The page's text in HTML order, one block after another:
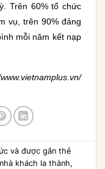
Trên 60% tổ chức
vụ, trên 90% đảng
mỗi năm kết nạp
và được gắn thẻ
nhà khách la thành,